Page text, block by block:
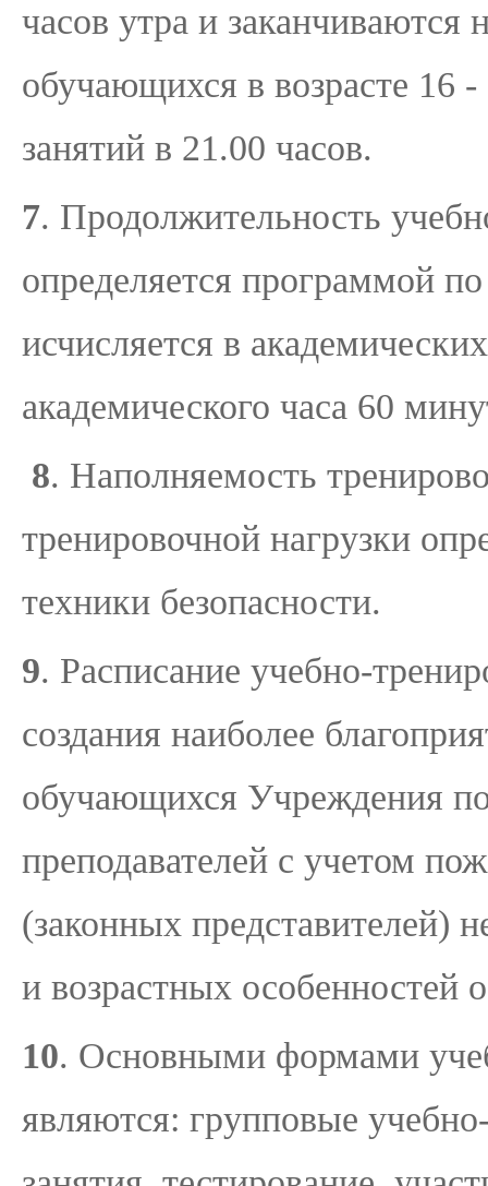
часов утра и заканчиваются
обучающихся в возрасте 16 -
занятий в 21.00 часов.
7. Продолжительность
определяется программой
исчисляется в
академического часа 60
8. Наполняемость
тренировочной нагрузки
техники безопасности.
9. Расписание учебно-
создания наиболее
обучающихся Учреждения
преподавателей с учетом
(законных представителей)
и возрастных особенностей
10. Основными формами
являются: групповые